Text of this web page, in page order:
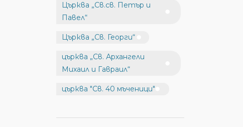
Църква „Св.св. Петър и
Павел“
Църква „Св. Георги“
църква „Св. Архангели
Михаил и Гавраил“
църква "Св. 40 мъченици"